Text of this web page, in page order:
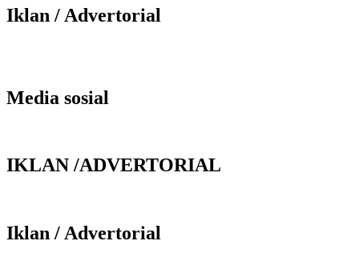
Iklan / Advertorial
Media sosial
IKLAN /ADVERTORIAL
Iklan / Advertorial